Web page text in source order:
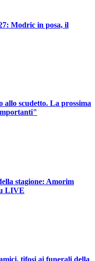
Modric in posa, il
scudetto. La prossima
stagione: Amorim
LIVE
tifosi ai funerali della